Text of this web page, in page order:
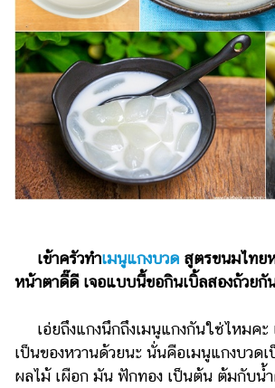
ไลฟ์
ไตล์
ดูด
วง
ผู้
หญิง
ผู้ชาย
ท่อง
เที่ยว
สูตร
อาหาร
ง่ายๆ
เข้าครัวทำเมนูแกงบวด สูตรขนมไทย
หน้าตาดี๊ดี เจอแบบนี้ขอกินเบิ้ลสองถ้วยกั
เอ่ยถึงแกงนึกถึงเมนูแกงกันใช่ไหมคะ
เป็นของหวานด้วยนะ นั่นคือเมนูแกงบวด
ผลไม้ เผือก มัน ฟักทอง เป็นต้น ต้มกับน้